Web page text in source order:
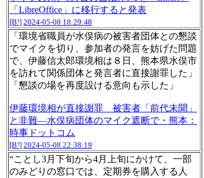
「LibreOffice」に移行すると発表
[B!] 2024-05-08 18:29:48
「環境省職員が水俣病の被害者団体との懇談
でマイクを切り、参加者の発言を妨げた問題
で、伊藤信太郎環境相は８日、熊本県水俣市
を訪れて関係団体と発言者に直接謝罪した」
「懇談の場を再度設ける意向も示した」
伊藤環境相が直接謝罪 被害者「前代未聞」
と非難―水俣病団体のマイク遮断で・熊本：
時事ドットコム
[B!] 2024-05-08 22:38:19
“ことし3月下旬から4月上旬にかけて、一部
のみどりの窓口では、定期券を購入する人